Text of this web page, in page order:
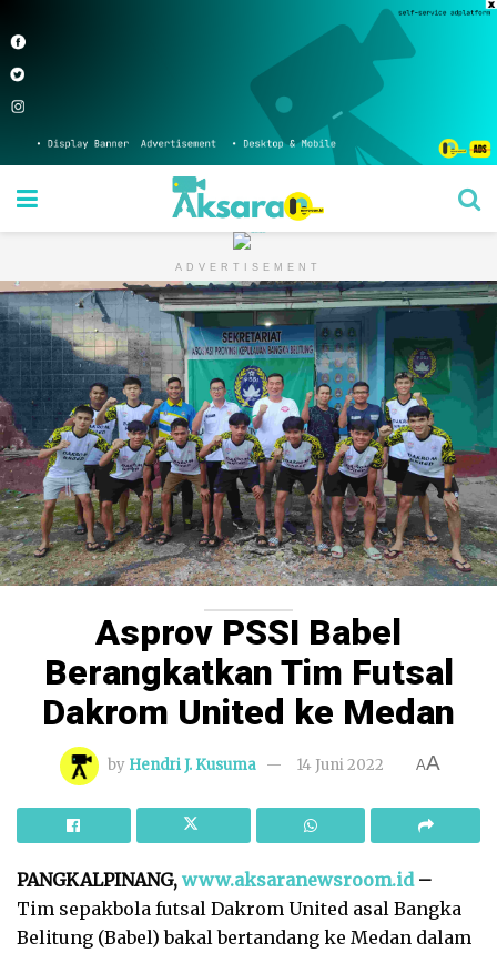
ADVERTISEMENT
Asprov PSSI Babel
Berangkatkan Tim Futsal
Dakrom United ke Medan
by Hendri J. Kusuma 14 Juni 2022 AA
PANGKALPINANG, www.aksaranewsroom.id–
Tim sepakbola futsal Dakrom United asal Bangka
Belitung (Babel) bakal bertandang ke Medan dalam